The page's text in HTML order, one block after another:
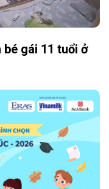
gái 11 tuổi ở